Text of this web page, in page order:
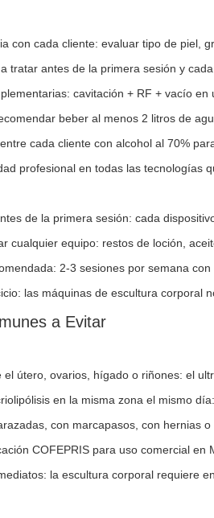
con cada cliente: evaluar tipo de piel,
tratar antes de la primera sesión y
cavitación + RF + vacío
beber al menos 2 litros de
cada cliente con alcohol al 70%
profesional en todas las
de la primera sesión: cada
cualquier equipo: restos de loción,
2-3 sesiones por semana
las máquinas de escultura corporal
a Evitar
el útero, ovarios, hígado o riñones: el
en la misma zona el mismo
con marcapasos, con hernias
COFEPRIS para uso comercial en
la escultura corporal requiere